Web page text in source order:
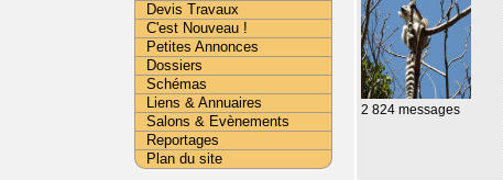
2 824 messages
Devis Travaux
C'est Nouveau !
Petites Annonces
Dossiers
Schémas
Liens & Annuaires
Salons & Evènements
Reportages
Plan du site